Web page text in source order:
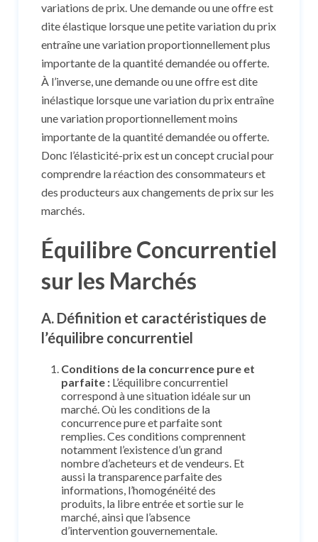
variations de prix. Une demande ou une offre est
dite élastique lorsque une petite variation du prix
entraîne une variation proportionnellement plus
importante de la quantité demandée ou offerte.
À l’inverse, une demande ou une offre est dite
inélastique lorsque une variation du prix entraîne
une variation proportionnellement moins
importante de la quantité demandée ou offerte.
Donc l’élasticité-prix est un concept crucial pour
comprendre la réaction des consommateurs et
des producteurs aux changements de prix sur les
marchés.
Équilibre Concurrentiel
sur les Marchés
A. Définition et caractéristiques de
l’équilibre concurrentiel
Conditions de la concurrence pure et
parfaite : L’équilibre concurrentiel
correspond à une situation idéale sur un
marché. Où les conditions de la
concurrence pure et parfaite sont
remplies. Ces conditions comprennent
notamment l’existence d’un grand
nombre d’acheteurs et de vendeurs. Et
aussi la transparence parfaite des
informations, l’homogénéité des
produits, la libre entrée et sortie sur le
marché, ainsi que l’absence
d’intervention gouvernementale.